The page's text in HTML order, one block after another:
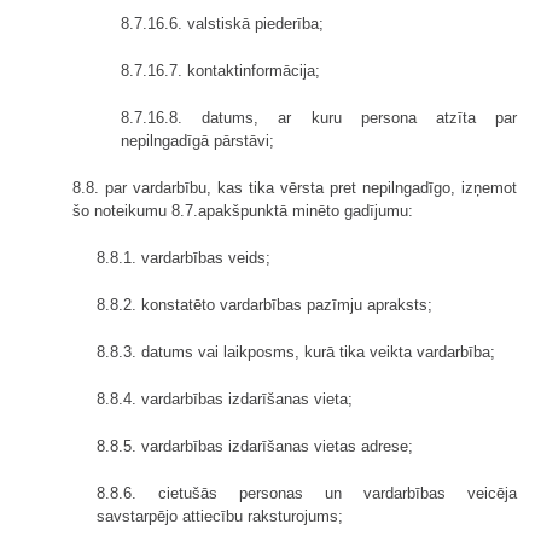
8.7.16.6. valstiskā piederība;
8.7.16.7. kontaktinformācija;
8.7.16.8. datums, ar kuru persona atzīta par
nepilngadīgā pārstāvi;
8.8. par vardarbību, kas tika vērsta pret nepilngadīgo, izņemot
šo noteikumu 8.7.apakšpunktā minēto gadījumu:
8.8.1. vardarbības veids;
8.8.2. konstatēto vardarbības pazīmju apraksts;
8.8.3. datums vai laikposms, kurā tika veikta vardarbība;
8.8.4. vardarbības izdarīšanas vieta;
8.8.5. vardarbības izdarīšanas vietas adrese;
8.8.6. cietušās personas un vardarbības veicēja
savstarpējo attiecību raksturojums;